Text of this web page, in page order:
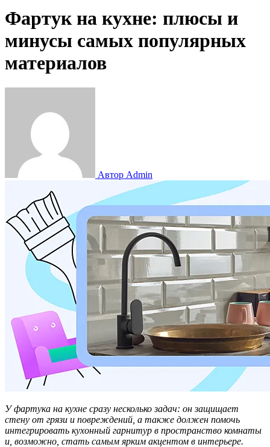
Фартук на кухне: плюсы и
минусы самых популярных
материалов
Автор Admin
У фартука на кухне сразу несколько задач: он защищает
стену от грязи и повреждений, а также должен помочь
интегрировать кухонный гарнитур в пространство комнаты
и, возможно, стать самым ярким акцентом в интерьере.